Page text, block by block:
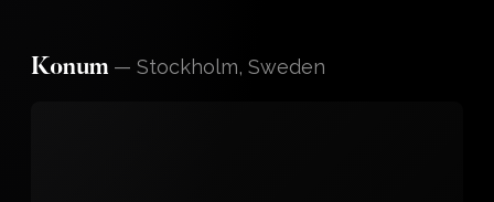
Konum — Stockholm, Sweden